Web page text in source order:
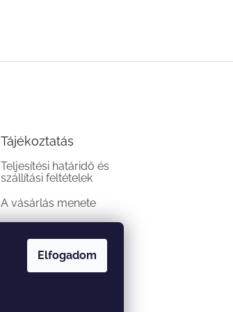
Elfogadom
Tájékoztatás
Teljesítési határidő és
szállítási feltételek
A vásárlás menete